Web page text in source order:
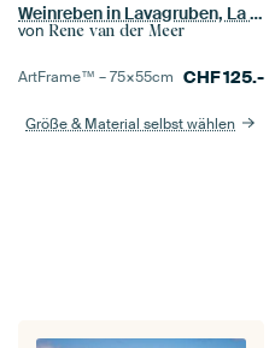
Weinreben in Lavagruben, La Geria, Lanzarote , Spanien
von Rene van der Meer
ArtFrame™ –75×55cm CHF125.-
Größe & Material selbst wählen